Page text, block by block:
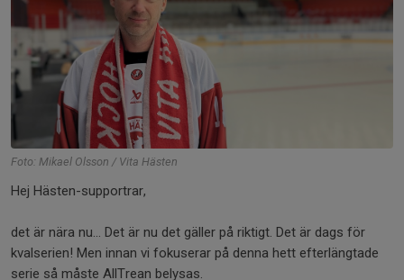
Foto: Mikael Olsson / Vita Hästen
Hej Hästen-supportrar,
det är nära nu... Det är nu det gäller på riktigt. Det är dags för
kvalserien! Men innan vi fokuserar på denna hett efterlängtade
serie så måste AllTrean belysas.